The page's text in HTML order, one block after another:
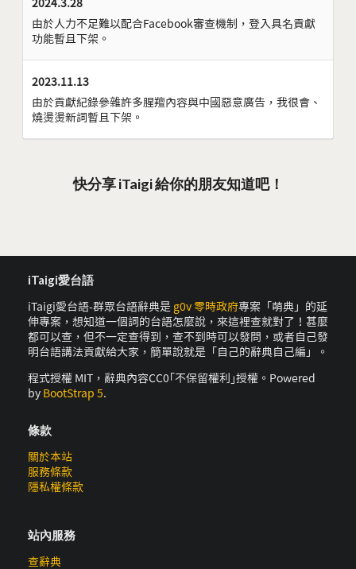
由於人力不足難以配合Facebook審查機制，登入具名貢獻
功能暫且下架。
2023.11.13
由於貢獻紀錄參雜許多腥羶內容與中國惡意廣告，我很會、
燒燙燙新詞暫且下架。
快分享 iTaigi 給你的朋友知道吧！
iTaigi愛台語
iTaigi愛台語-群眾台語辭典是 g0v 零時政府專案「萌典」的延
伸專案，想知道一個詞的台語怎麼說，來這裡查就對了！甚麼
都可以查，但不一定查得到，查不到時可以發問，或者自己發
明台語講法貢獻給大家，簡單說就是「自己的辭典自己編」。
程式授權 MIT，辭典內容CC0｢不保留權利｣授權。Powered
by BootStrap 5.
條款
關於本站
服務條款
隱私權條款
站內服務
查辭典